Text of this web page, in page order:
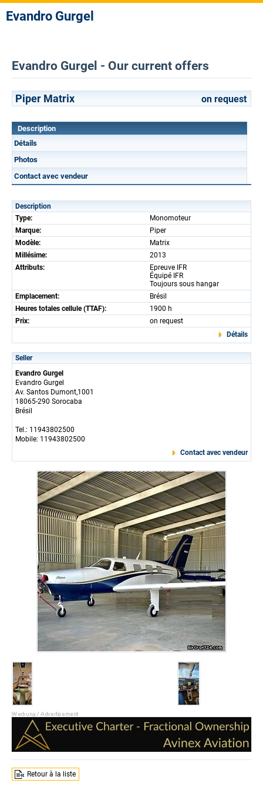
Evandro Gurgel
Evandro Gurgel - Our current offers
Piper Matrix on request
Description
Détails
Photos
Contact avec vendeur
Description
Type:
Monomoteur
Marque:
Piper
Modèle:
Matrix
Millésime:
2013
Attributs:
Epreuve IFR
Équipé IFR
Toujours sous hangar
Emplacement:
Brésil
Heures totales cellule (TTAF):
1900 h
Prix:
on request
Détails
Seller
Evandro Gurgel
Evandro Gurgel
Av. Santos Dumont,1001
18065-290 Sorocaba
Brésil
Tel.: 11943802500
Mobile: 11943802500
Contact avec vendeur
Retour à la liste